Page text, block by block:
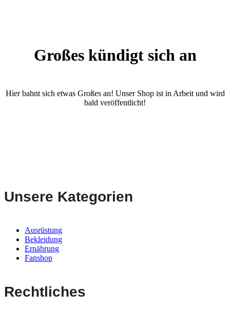
Großes kündigt sich an
Hier bahnt sich etwas Großes an! Unser Shop ist in Arbeit und wird
bald veröffentlicht!
Unsere Kategorien
Ausrüstung
Bekleidung
Ernährung
Fanshop
Rechtliches